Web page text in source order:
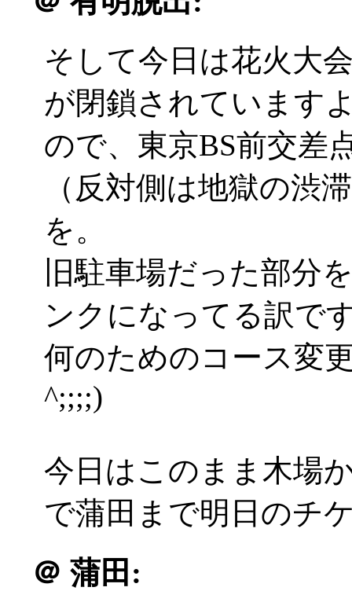
そして今日は花火大
が閉鎖されています
ので、東京BS前交差
（反対側は地獄の渋
を。
旧駐車場だった部分
ンクになってる訳で
何のためのコース変
^;;;;)
今日はこのまま木場
で蒲田まで明日のチ
＠ 蒲田: